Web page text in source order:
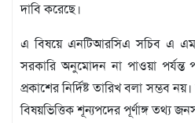
পর্যটন
লাইফস্টাইল
ফটো
প্রবাস
শিক্ষা
দাবি করেছে।
এ বিষয়ে এনটিআরসিএ সচিব এ
সরকারি অনুমোদন না পাওয়া পর্যন্ত
প্রকাশের নির্দিষ্ট তারিখ বলা সম্ভব
বিষয়ভিত্তিক শূন্যপদের পূর্ণাঙ্গ তথ্য